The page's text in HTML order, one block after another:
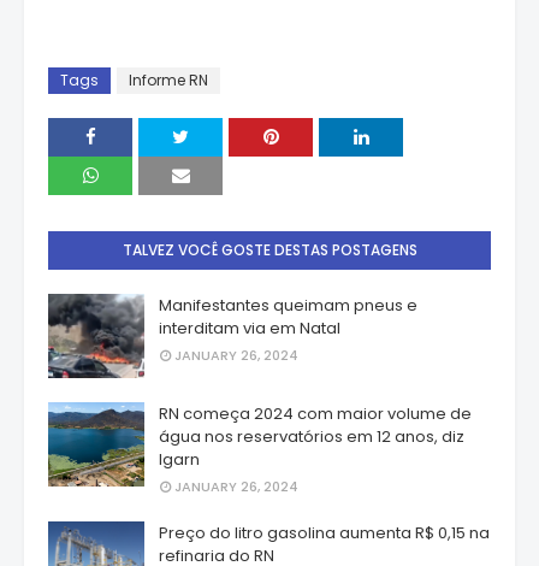
Tags Informe RN
TALVEZ VOCÊ GOSTE DESTAS POSTAGENS
Manifestantes queimam pneus e
interditam via em Natal
JANUARY 26, 2024
RN começa 2024 com maior volume de
água nos reservatórios em 12 anos, diz
Igarn
JANUARY 26, 2024
Preço do litro gasolina aumenta R$ 0,15 na
refinaria do RN